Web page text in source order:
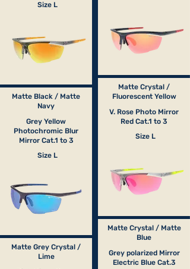
Size L
Matte Black / Matte
Navy
Grey Yellow
Photochromic Blur
Mirror Cat.1 to 3
Size L
Matte Grey Crystal /
Lime
Matte Crystal /
Fluorescent Yellow
V. Rose Photo Mirror
Red Cat.1 to 3
Size L
Matte Crystal / Matte
Blue
Grey polarized Mirror
Electric Blue Cat.3